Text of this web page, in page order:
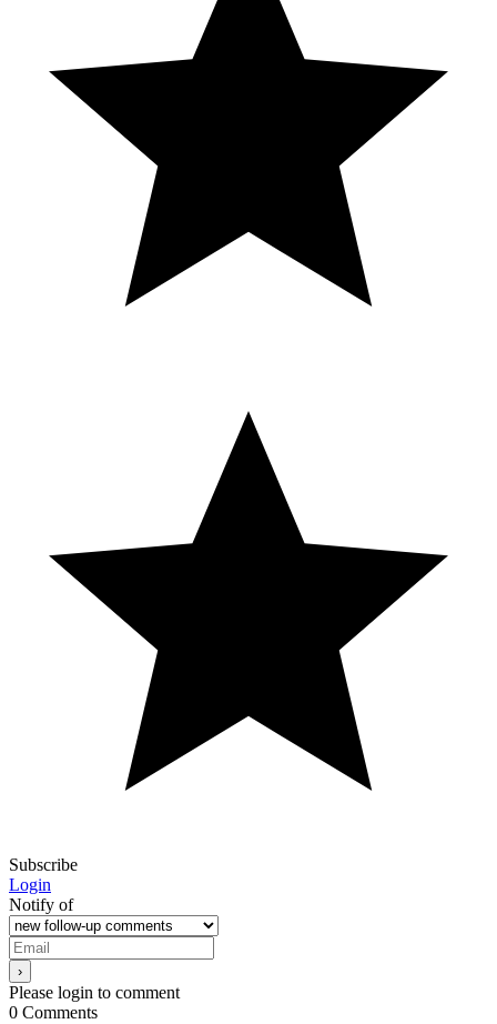
Subscribe
Login
Notify of
Please login to comment
0 Comments